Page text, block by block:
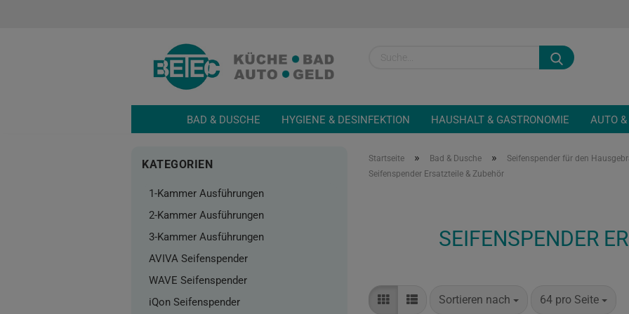
Sprache auswählen
BAD & DUSCHE HYGIENE & DESINFEKTION HAUSHALT & GASTRONOMIE AUTO
Startseite » Bad & Dusche » Seifenspender für den
Seifenspender Ersatzteile & Zubehör
SEIFENSPENDER
Sortieren nach 64 pro Seite
KATEGORIEN
1-Kammer Ausführungen
2-Kammer Ausführungen
3-Kammer Ausführungen
AVIVA Seifenspender
WAVE Seifenspender
iQon Seifenspender